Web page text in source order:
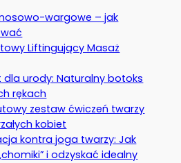
wargowe – jak
Liftingujący Masaż
dla urody: Naturalny botoks
rękach
zestaw ćwiczeń twarzy
kobiet
kontra joga twarzy: Jak
i odzyskać idealny